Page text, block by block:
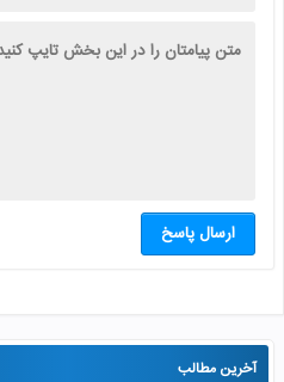
ارسال پاسخ
آخرین مطالب